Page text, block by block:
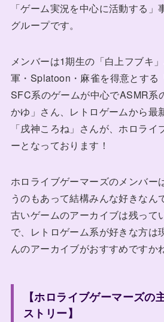
「ゲーム実況を中心に活動する」
グループです。
メンバーは1期生の「白上フブキ
軍・Splatoon・麻雀を得意とする
SFC系のゲームが中心でASMR系
かゆ」さん、レトロゲームから最
「戌神ころね」さんが、ホロラ
ーとなっております！
ホロライブゲーマーズのメンバー
うのもあって結構みんな好きなん
古いゲームのアーカイブは残って
で、レトロゲーム系が好きな方は
んのアーカイブがおすすめですか
【ホロライブゲーマーズの
ストリー】